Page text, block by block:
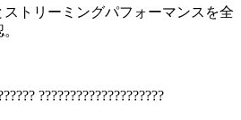
トリーミングパフォーマンスを全
????????????????????